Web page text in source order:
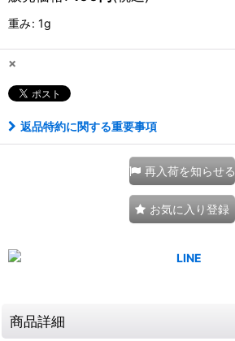
重み: 1g
×
返品特約に関する重要事項
再入荷を知らせる
お気に入り登録
商品詳細